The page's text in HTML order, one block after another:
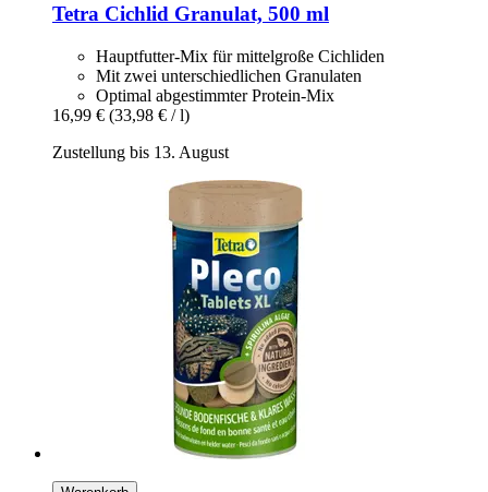
Tetra Cichlid Granulat, 500 ml
Hauptfutter-Mix für mittelgroße Cichliden
Mit zwei unterschiedlichen Granulaten
Optimal abgestimmter Protein-Mix
16,99 € (33,98 € / l)
Zustellung bis 13. August